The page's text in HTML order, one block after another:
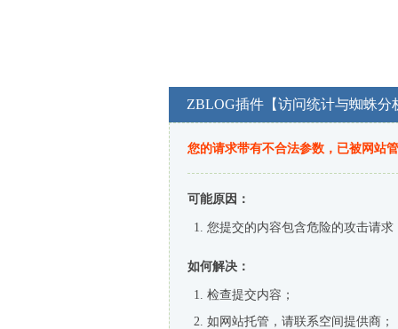
ZBLOG插件【访问统计与蜘蛛分
您的请求带有不合法参数，已被网站
可能原因：
您提交的内容包含危险的攻击请求
如何解决：
检查提交内容；
如网站托管，请联系空间提供商；